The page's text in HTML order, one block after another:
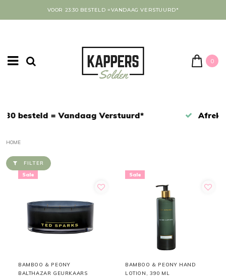
VOOR 23:30 BESTELD =VANDAAG VERSTUURD*
0
Afrekenen in een veilige omgeving
HOME
FILTER
Sale
BAMBOO & PEONY
BALTHAZAR GEURKAARS
Sale
BAMBOO & PEONY HAND
LOTION, 390 ML